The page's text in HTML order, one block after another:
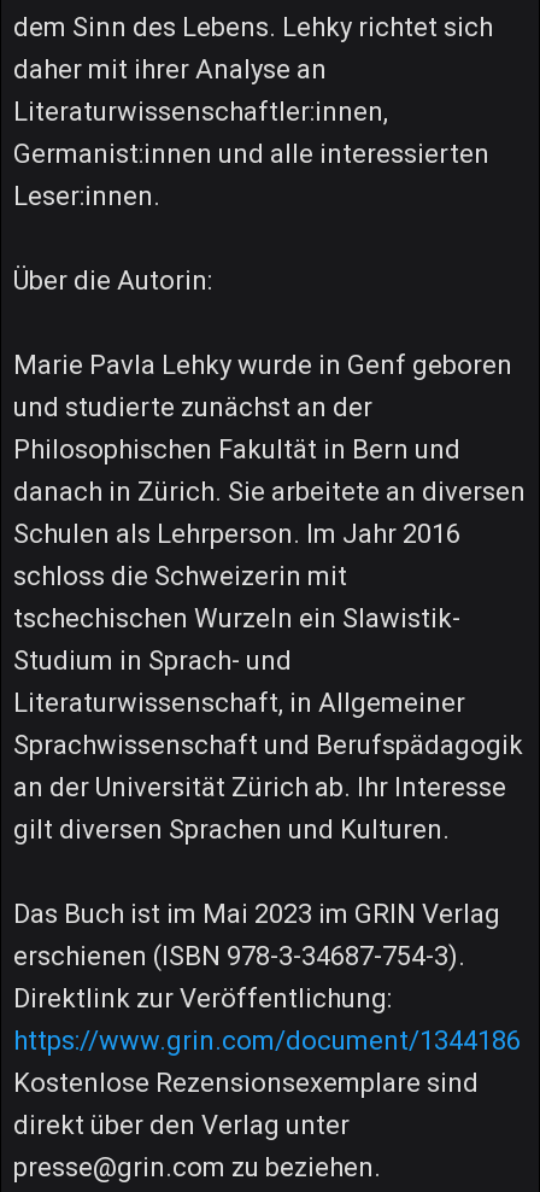
dem Sinn des Lebens. Lehky richtet sich
daher mit ihrer Analyse an
Literaturwissenschaftler:innen,
Germanist:innen und alle interessierten
Leser:innen.
Über die Autorin:
Marie Pavla Lehky wurde in Genf geboren
und studierte zunächst an der
Philosophischen Fakultät in Bern und
danach in Zürich. Sie arbeitete an diversen
Schulen als Lehrperson. Im Jahr 2016
schloss die Schweizerin mit
tschechischen Wurzeln ein Slawistik-
Studium in Sprach- und
Literaturwissenschaft, in Allgemeiner
Sprachwissenschaft und Berufspädagogik
an der Universität Zürich ab. Ihr Interesse
gilt diversen Sprachen und Kulturen.
Das Buch ist im Mai 2023 im GRIN Verlag
erschienen (ISBN 978-3-34687-754-3).
Direktlink zur Veröffentlichung:
https://www.grin.com/document/1344186
Kostenlose Rezensionsexemplare sind
direkt über den Verlag unter
presse@grin.com zu beziehen.